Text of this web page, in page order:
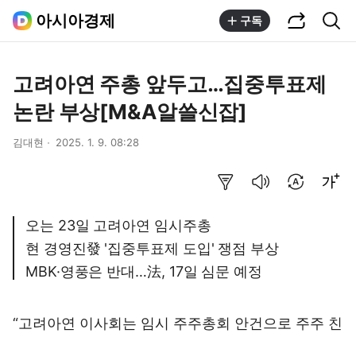
아시아경제 구독
고려아연 주총 앞두고…집중투표제
논란 부상[M&A알쓸신잡]
김대현 2025. 1. 9. 08:28
오는 23일 고려아연 임시주총
현 경영진發 '집중투표제 도입' 쟁점 부상
MBK·영풍은 반대…法, 17일 심문 예정
“고려아연 이사회는 임시 주주총회 안건으로 주주 친